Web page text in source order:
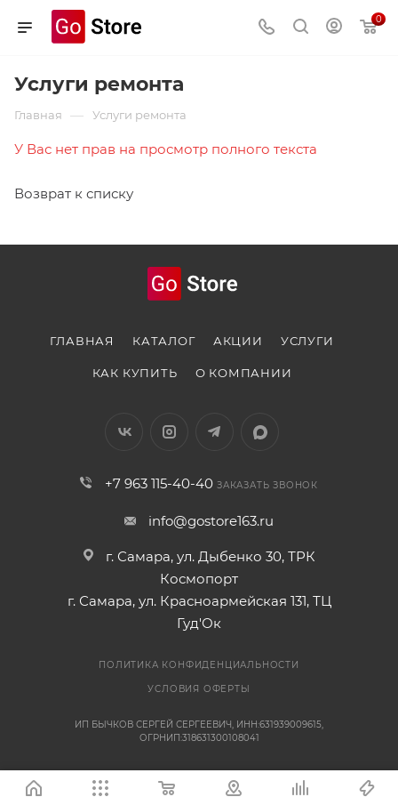
0
Услуги ремонта
Главная — Услуги ремонта
У Вас нет прав на просмотр полного текста
Возврат к списку
ГЛАВНАЯ КАТАЛОГ АКЦИИ УСЛУГИ
КАК КУПИТЬ О КОМПАНИИ
+7 963 115-40-40 ЗАКАЗАТЬ ЗВОНОК
info@gostore163.ru
г. Самара, ул. Дыбенко 30, ТРК
Космопорт
г. Самара, ул. Красноармейская 131, ТЦ
Гуд'Ок
ПОЛИТИКА КОНФИДЕНЦИАЛЬНОСТИ
УСЛОВИЯ ОФЕРТЫ
ИП БЫЧКОВ СЕРГЕЙ СЕРГЕЕВИЧ, ИНН:631939009615,
ОГРНИП:318631300108041